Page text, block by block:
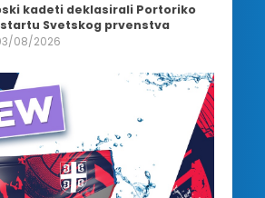
kadeti deklasirali Portoriko
Svetskog prvenstva
08/2026